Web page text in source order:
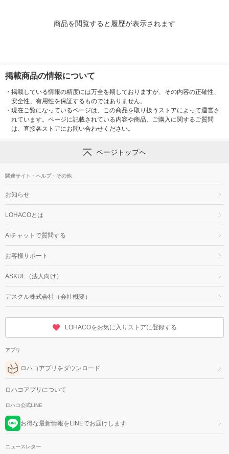
商品を閲覧すると履歴が表示されます
掲載商品の情報について
・ 掲載している情報の精度には万全を期しておりますが、その内容の正確性、
安全性、有用性を保証するものではありません。
・ 現在ご覧になっているページは、この商品を取り扱うストアによって運営さ
れています。ページに記載されている内容や商品、ご購入に関するご質問
は、直接各ストアにお問い合わせください。
ページトップへ
関連サイト・ヘルプ・その他
お知らせ
LOHACOとは
AIチャットで質問する
お客様サポート
ASKUL（法人向け）
アスクル株式会社（会社概要）
LOHACOをお気に入りストアに登録する
アプリ
ロハコアプリをダウンロード
ロハコアプリについて
ロハコ公式LINE
お得な最新情報をLINEでお届けします
ニュースレター